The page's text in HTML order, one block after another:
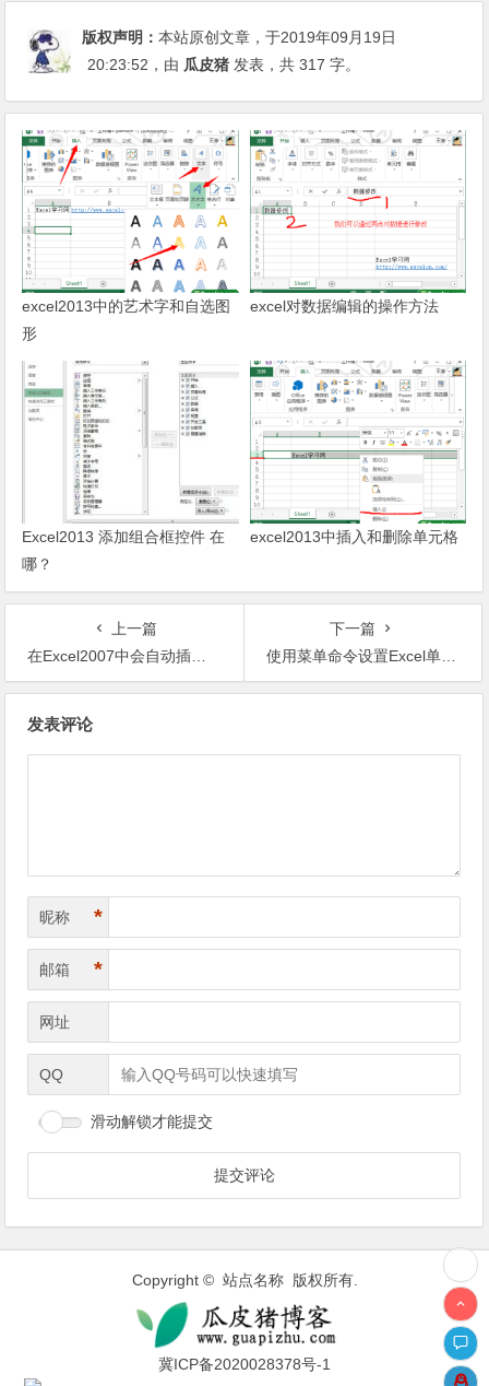
版权声明：本站原创文章，于2019年09月19日
20:23:52 ，由 瓜皮猪 发表，共 317 字。
excel2013中的艺术字和自选图
形
excel对数据编辑的操作方法
Excel2013 添加组合框控件 在
哪？
excel2013中插入和删除单元格
上一篇
在Excel2007中会自动插入分页符
下一篇
使用菜单命令设置Excel单元格字体
发表评论
昵称 *
邮箱 *
网址
QQ
滑动解锁才能提交
Copyright © 站点名称 版权所有.
冀ICP备2020028378号-1